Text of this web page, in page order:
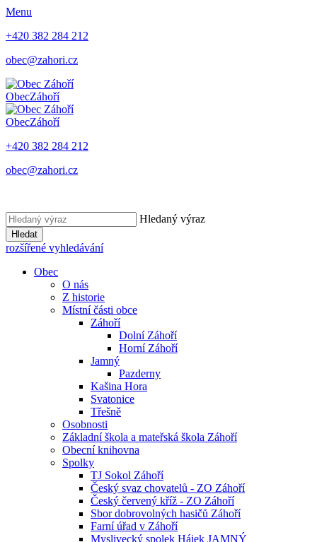
Menu
+420 382 284 212
obec@zahori.cz
ObecZáhoří
ObecZáhoří
+420 382 284 212
obec@zahori.cz
Hledaný výraz
Hledat
rozšířené vyhledávání
Obec
O nás
Z historie
Místní části obce
Záhoří
Dolní Záhoří
Horní Záhoří
Jamný
Pazderny
Kašina Hora
Svatonice
Třešně
Osobnosti
Základní škola a mateřská škola Záhoří
Obecní knihovna
Spolky
TJ Sokol Záhoří
Český svaz chovatelů - ZO Záhoří
Český červený kříž - ZO Záhoří
Sbor dobrovolných hasičů Záhoří
Farní úřad v Záhoří
Myslivecký spolek Hájek JAMNÝ